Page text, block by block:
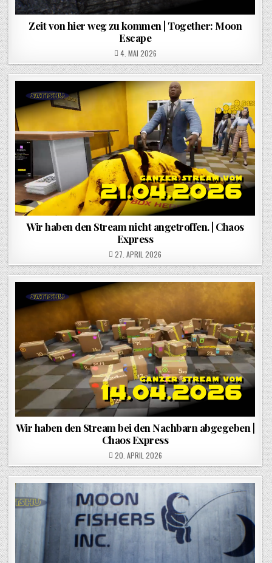
Zeit von hier weg zu kommen | Together: Moon
Escape
POSTED ON
4. MAI 2026
Wir haben den Stream nicht angetroffen. | Chaos
Express
POSTED ON
27. APRIL 2026
Wir haben den Stream bei den Nachbarn abgegeben |
Chaos Express
POSTED ON
20. APRIL 2026